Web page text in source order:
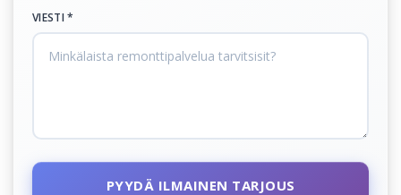
VIESTI *
PYYDÄ ILMAINEN TARJOUS